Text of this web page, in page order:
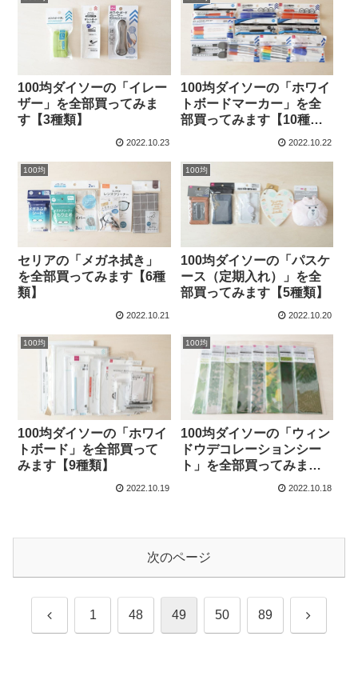
100均ダイソーの「イレー
ザー」を全部買ってみま
す【3種類】
2022.10.23
100均ダイソーの「ホワイ
トボードマーカー」を全
部買ってみます【10種
2022.10.22
100均
セリアの「メガネ拭き」
を全部買ってみます【6種
類】
2022.10.21
100均
100均ダイソーの「パスケ
ース（定期入れ）」を全
部買ってみます【5種類】
2022.10.20
100均
100均ダイソーの「ホワイ
トボード」を全部買って
みます【9種類】
2022.10.19
100均
100均ダイソーの「ウィン
ドウデコレーションシー
ト」を全部買ってみま
す。窓の装飾、アレンジ
2022.10.18
次のページ
前 1 48 49 50 89 次